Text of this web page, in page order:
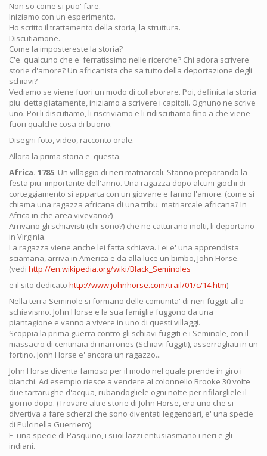
Non so come si puo' fare.
Iniziamo con un esperimento.
Ho scritto il trattamento della storia, la struttura.
Discutiamone.
Come la impostereste la storia?
C'e' qualcuno che e' ferratissimo nelle ricerche? Chi adora scrivere
storie d'amore? Un africanista che sa tutto della deportazione degli
schiavi?
Vediamo se viene fuori un modo di collaborare. Poi, definita la storia
piu' dettagliatamente, iniziamo a scrivere i capitoli. Ognuno ne scrive
uno. Poi li discutiamo, li riscriviamo e li ridiscutiamo fino a che viene
fuori qualche cosa di buono.
Disegni foto, video, racconto orale.
Allora la prima storia e' questa.
Africa. 1785. Un villaggio di neri matriarcali. Stanno preparando la
festa piu' importante dell'anno. Una ragazza dopo alcuni giochi di
corteggiamento si apparta con un giovane e fanno l'amore. (come si
chiama una ragazza africana di una tribu' matriarcale africana? In
Africa in che area vivevano?)
Arrivano gli schiavisti (chi sono?) che ne catturano molti, li deportano
in Virginia.
La ragazza viene anche lei fatta schiava. Lei e' una apprendista
sciamana, arriva in America e da alla luce un bimbo, John Horse.
(vedi http://en.wikipedia.org/wiki/Black_Seminoles
e il sito dedicato http://www.johnhorse.com/trail/01/c/14.htm)
Nella terra Seminole si formano delle comunita' di neri fuggiti allo
schiavismo. John Horse e la sua famiglia fuggono da una
piantagione e vanno a vivere in uno di questi villaggi.
Scoppia la prima guerra contro gli schiavi fuggiti e i Seminole, con il
massacro di centinaia di marrones (Schiavi fuggiti), asserragliati in un
fortino. Jonh Horse e' ancora un ragazzo...
John Horse diventa famoso per il modo nel quale prende in giro i
bianchi. Ad esempio riesce a vendere al colonnello Brooke 30 volte
due tartarughe d'acqua, rubandogliele ogni notte per rifilargliele il
giorno dopo. (Trovare altre storie di John Horse, era uno che si
divertiva a fare scherzi che sono diventati leggendari, e' una specie
di Pulcinella Guerriero).
E' una specie di Pasquino, i suoi lazzi entusiasmano i neri e gli
indiani.